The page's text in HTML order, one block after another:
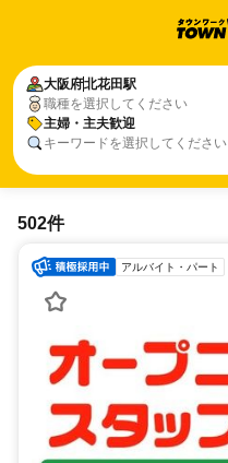
大阪府北花田駅
職種を選択してください
主婦・主夫歓迎
キーワードを選択してください
502件
アルバイト・パート